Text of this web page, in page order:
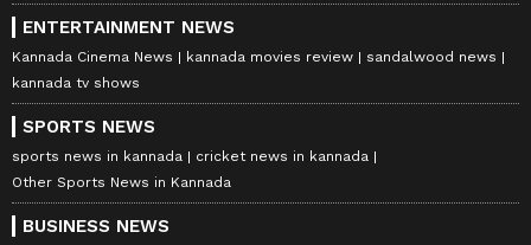
ENTERTAINMENT NEWS
Kannada Cinema News kannada movies review
sandalwood news
kannada tv shows
SPORTS NEWS
sports news in kannada
cricket news in kannada
Other Sports News in Kannada
BUSINESS NEWS